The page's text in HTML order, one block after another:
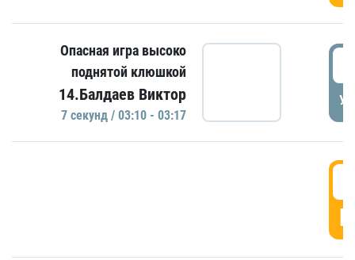
Опасная игра высоко
поднятой клюшкой
14.Балдаев Виктор
7 секунд / 03:10 - 03:17